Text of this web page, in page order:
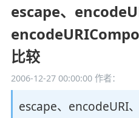
escape、
比较
2006-12-27 00:00:00作者：
escape、encodeURI、